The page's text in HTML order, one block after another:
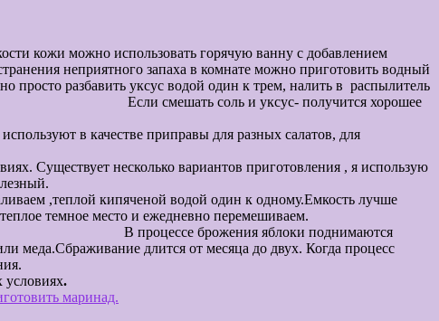
можно использовать горячую ванну с добавлением
можно приготовить водный
просто разбавить уксус водой один к трем, налить в распылитель
соль и уксус- получится хорошее
с мебели.
используют в качестве приправы для разных салатов, для
приготовления соусов.
Существует несколько вариантов приготовления , я использую
дома более качественный и полезный.
водой один к одному.Емкость лучше
в теплое темное место и ежедневно перемешиваем.
поднимаются
меда.Сбраживание длится от месяца до двух. Когда процесс
и переливаем в бутылки для хранения.
.
маринад.